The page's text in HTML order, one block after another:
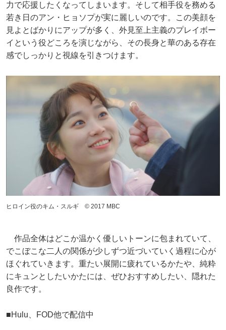
力で応援したくなってしまいます。そして相手役を務める
若き日のアン・ヒョソプが実に麗しいのです。この美顔を
見よとばかりにアップが多く、外見至上主義のプレイボー
イという役どころを演じながら、その長身と華のある存在
感でしっかりと視線を引きつけます。
ヒロイン役のキム・スルギ © 2017 MBC
作品全体はどこか温かく優しいトーンに包まれていて、
でこぼこな二人の関係が少しずつ近づいていく過程に心が
ほぐれていきます。重たい展開に疲れているかたや、純粋
にキュンとしたいかたには、ぜひおすすめしたい、隠れた
良作です。
■Hulu、FOD他で配信中